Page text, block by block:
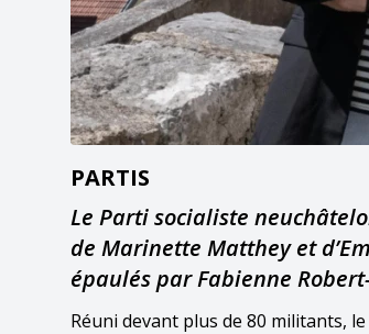
PARTIS
Le Parti socialiste
de Marinette Matthey et
épaulés par Fabienne
Réuni devant plus de 80 militants,